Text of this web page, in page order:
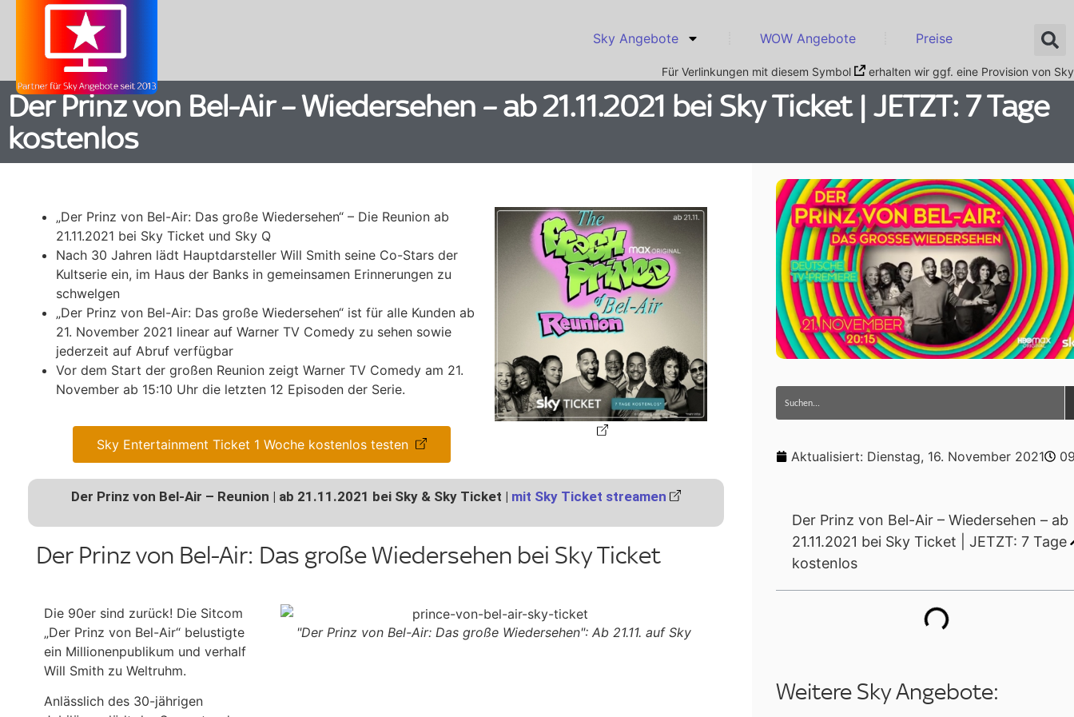
Sky Angebote WOW Angebote Preise
Für Verlinkungen mit diesem Symbol erhalten wir ggf. eine Provision von Sky
Der Prinz von Bel-Air – Wiedersehen – ab 21.11.2021 bei Sky Ticket | JETZT: 7 Tage
kostenlos
„Der Prinz von Bel-Air: Das große Wiedersehen“ – Die Reunion ab
21.11.2021 bei Sky Ticket und Sky Q
Nach 30 Jahren lädt Hauptdarsteller Will Smith seine Co-Stars der
Kultserie ein, im Haus der Banks in gemeinsamen Erinnerungen zu
schwelgen
„Der Prinz von Bel-Air: Das große Wiedersehen“ ist für alle Kunden ab
21. November 2021 linear auf Warner TV Comedy zu sehen sowie
jederzeit auf Abruf verfügbar
Vor dem Start der großen Reunion zeigt Warner TV Comedy am 21.
November ab 15:10 Uhr die letzten 12 Episoden der Serie.
Sky Entertainment Ticket 1 Woche kostenlos testen
Der Prinz von Bel-Air – Reunion | ab 21.11.2021 bei Sky & Sky Ticket | mit Sky Ticket streamen
Der Prinz von Bel-Air: Das große Wiedersehen bei Sky Ticket
Die 90er sind zurück! Die Sitcom
„Der Prinz von Bel-Air“ belustigte
ein Millionenpublikum und verhalf
Will Smith zu Weltruhm.
Anlässlich des 30-jährigen
"Der Prinz von Bel-Air: Das große Wiedersehen": Ab 21.11. auf Sky
Aktualisiert: Dienstag, 16. November 2021
Der Prinz von Bel-Air – Wiedersehen – ab
21.11.2021 bei Sky Ticket | JETZT: 7 Tage
kostenlos
Weitere Sky Angebote: